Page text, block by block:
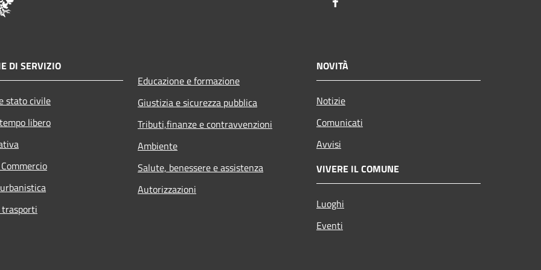
DI SERVIZIO
stato civile
libero
Educazione e formazione
Giustizia e sicurezza pubblica
Tributi,finanze e contravvenzioni
Ambiente
Salute, benessere e assistenza
Autorizzazioni
NOVITÀ
Notizie
Comunicati
Avvisi
VIVERE IL COMUNE
Luoghi
Eventi